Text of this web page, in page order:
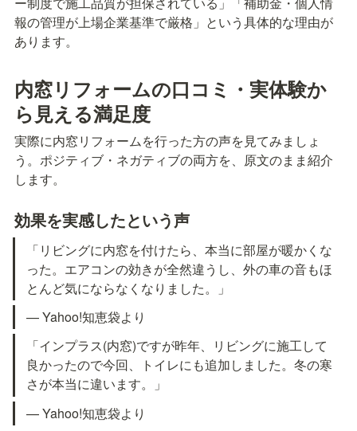
報の管理が上場企業基準で厳格」という具体的な理由が
あります。
内窓リフォームの口コミ・実体験か
ら見える満足度
実際に内窓リフォームを行った方の声を見てみましょ
う。ポジティブ・ネガティブの両方を、原文のまま紹介
します。
効果を実感したという声
「リビングに内窓を付けたら、本当に部屋が暖かくな
った。エアコンの効きが全然違うし、外の車の音もほ
とんど気にならなくなりました。」
— Yahoo!知恵袋より
「インプラス(内窓)ですが昨年、リビングに施工して
良かったので今回、トイレにも追加しました。冬の寒
さが本当に違います。」
— Yahoo!知恵袋より